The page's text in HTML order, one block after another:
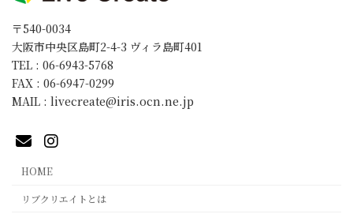
〒540-0034
大阪市中央区島町2-4-3 ヴィラ島町401
TEL : 06-6943-5768
FAX : 06-6947-0299
MAIL : livecreate@iris.ocn.ne.jp
HOME
リブクリエイトとは